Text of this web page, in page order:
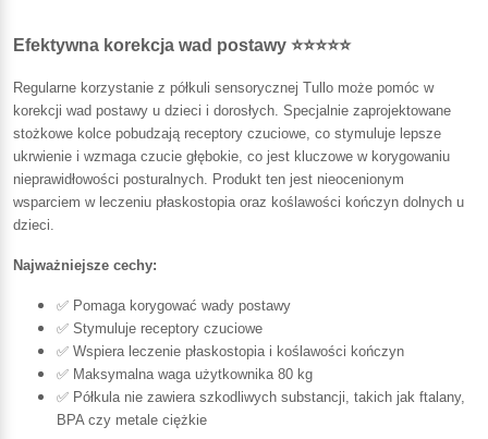
Efektywna korekcja wad postawy ⭐⭐⭐⭐⭐
Regularne korzystanie z półkuli sensorycznej Tullo może pomóc w
korekcji wad postawy u dzieci i dorosłych. Specjalnie zaprojektowane
stożkowe kolce pobudzają receptory czuciowe, co stymuluje lepsze
ukrwienie i wzmaga czucie głębokie, co jest kluczowe w korygowaniu
nieprawidłowości posturalnych. Produkt ten jest nieocenionym
wsparciem w leczeniu płaskostopia oraz koślawości kończyn dolnych u
dzieci.
Najważniejsze cechy:
✅ Pomaga korygować wady postawy
✅ Stymuluje receptory czuciowe
✅ Wspiera leczenie płaskostopia i koślawości kończyn
✅ Maksymalna waga użytkownika 80 kg
✅ Półkula nie zawiera szkodliwych substancji, takich jak ftalany,
BPA czy metale ciężkie